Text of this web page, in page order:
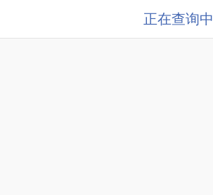
正在查询中